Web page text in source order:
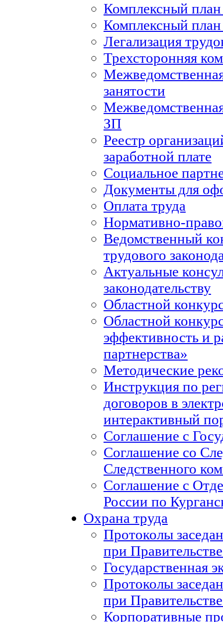
Комплексный
Комплексный
Легализация
Трехсторонняя
занятости
ЗП
Реестр
заработной плате
Социальное
Документы для
Оплата труда
Нормативно-
Ведомственный
трудового
Актуальные
законодательству
Областной
Областной
эффективность и
партнерства»
Методические
Инструкция по
договоров в
интерактивный
Соглашение с
Соглашение со
Следственного
Соглашение с
России по
Охрана труда
Протоколы
при
Государственная
Протоколы
при
Корпоративные